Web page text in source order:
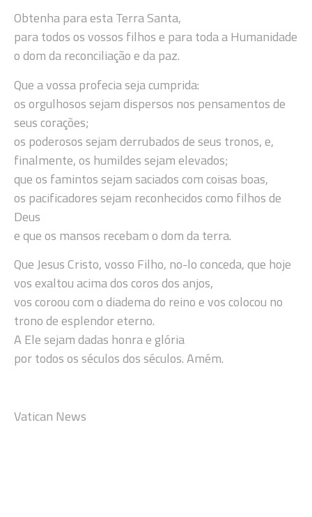
Obtenha para esta Terra Santa,
para todos os vossos filhos e para toda a Humanidade
o dom da reconciliação e da paz.
Que a vossa profecia seja cumprida:
os orgulhosos sejam dispersos nos pensamentos de
seus corações;
os poderosos sejam derrubados de seus tronos, e,
finalmente, os humildes sejam elevados;
que os famintos sejam saciados com coisas boas,
os pacificadores sejam reconhecidos como filhos de
Deus
e que os mansos recebam o dom da terra.
Que Jesus Cristo, vosso Filho, no-lo conceda, que hoje
vos exaltou acima dos coros dos anjos,
vos coroou com o diadema do reino e vos colocou no
trono de esplendor eterno.
A Ele sejam dadas honra e glória
por todos os séculos dos séculos. Amém.
Vatican News